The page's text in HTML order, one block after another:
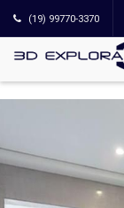
(19) 99770-3370